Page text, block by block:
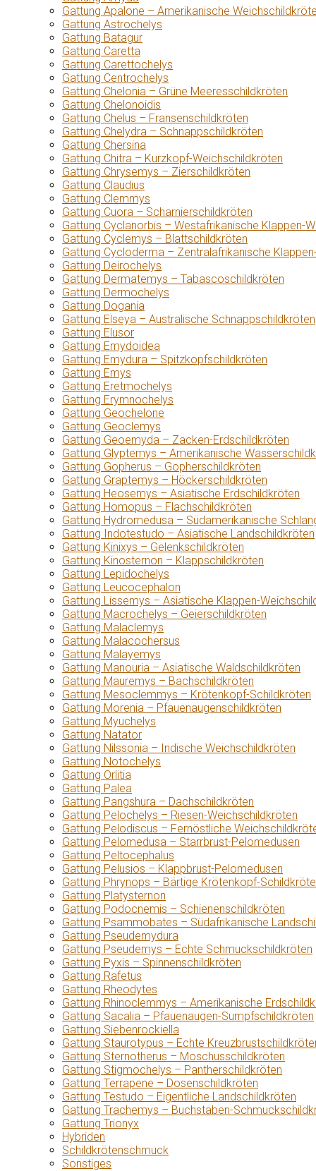
Gattung Apalone – Amerikanische
Gattung Astrochelys
Gattung Batagur
Gattung Caretta
Gattung Carettochelys
Gattung Centrochelys
Gattung Chelonia – Grüne Meeresschildkröten
Gattung Chelonoidis
Gattung Chelus – Fransenschildkröten
Gattung Chelydra – Schnappschildkröten
Gattung Chersina
Gattung Chitra – Kurzkopf-Weichschildkröten
Gattung Chrysemys – Zierschildkröten
Gattung Claudius
Gattung Clemmys
Gattung Cuora – Scharnierschildkröten
Gattung Cyclanorbis – Westafrikanische Klappen-
Gattung Cyclemys – Blattschildkröten
Gattung Cycloderma – Zentralafrikanische
Gattung Deirochelys
Gattung Dermatemys – Tabascoschildkröten
Gattung Dermochelys
Gattung Dogania
Gattung Elseya – Australische Schnappschildkröten
Gattung Elusor
Gattung Emydoidea
Gattung Emydura – Spitzkopfschildkröten
Gattung Emys
Gattung Eretmochelys
Gattung Erymnochelys
Gattung Geochelone
Gattung Geoclemys
Gattung Geoemyda – Zacken-Erdschildkröten
Gattung Glyptemys – Amerikanische
Gattung Gopherus – Gopherschildkröten
Gattung Graptemys – Höckerschildkröten
Gattung Heosemys – Asiatische Erdschildkröten
Gattung Homopus – Flachschildkröten
Gattung Hydromedusa – Südamerikanische
Gattung Indotestudo – Asiatische Landschildkröten
Gattung Kinixys – Gelenkschildkröten
Gattung Kinosternon – Klappschildkröten
Gattung Lepidochelys
Gattung Leucocephalon
Gattung Lissemys – Asiatische Klappen-
Gattung Macrochelys – Geierschildkröten
Gattung Malaclemys
Gattung Malacochersus
Gattung Malayemys
Gattung Manouria – Asiatische Waldschildkröten
Gattung Mauremys – Bachschildkröten
Gattung Mesoclemmys – Krötenkopf-Schildkröten
Gattung Morenia – Pfauenaugenschildkröten
Gattung Myuchelys
Gattung Natator
Gattung Nilssonia – Indische Weichschildkröten
Gattung Notochelys
Gattung Orlitia
Gattung Palea
Gattung Pangshura – Dachschildkröten
Gattung Pelochelys – Riesen-Weichschildkröten
Gattung Pelodiscus – Fernöstliche
Gattung Pelomedusa – Starrbrust-Pelomedusen
Gattung Peltocephalus
Gattung Pelusios – Klappbrust-Pelomedusen
Gattung Phrynops – Bärtige Krötenkopf-
Gattung Platysternon
Gattung Podocnemis – Schienenschildkröten
Gattung Psammobates – Südafrikanische
Gattung Pseudemydura
Gattung Pseudemys – Echte Schmuckschildkröten
Gattung Pyxis – Spinnenschildkröten
Gattung Rafetus
Gattung Rheodytes
Gattung Rhinoclemmys – Amerikanische
Gattung Sacalia – Pfauenaugen-Sumpfschildkröten
Gattung Siebenrockiella
Gattung Staurotypus – Echte
Gattung Sternotherus – Moschusschildkröten
Gattung Stigmochelys – Pantherschildkröten
Gattung Terrapene – Dosenschildkröten
Gattung Testudo – Eigentliche Landschildkröten
Gattung Trachemys – Buchstaben-
Gattung Trionyx
Hybriden
Schildkrötenschmuck
Sonstiges